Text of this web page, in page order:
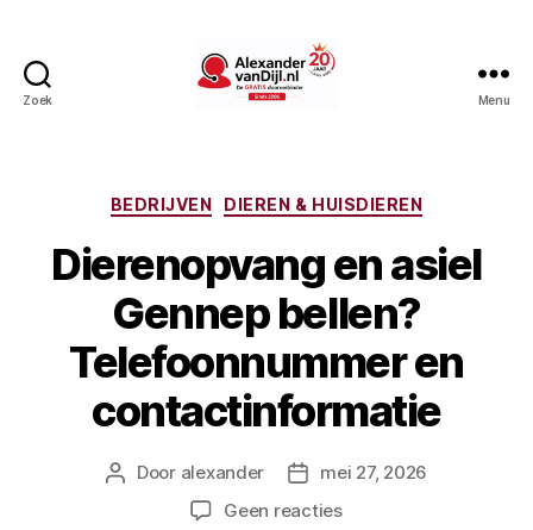
Zoek Menu
Categorieën
BEDRIJVEN DIEREN & HUISDIEREN
Dierenopvang en asiel
Gennep bellen?
Telefoonnummer en
contactinformatie
Berichtauteur
Door alexander Berichtdatum
mei 27, 2026
Geen reactiesop